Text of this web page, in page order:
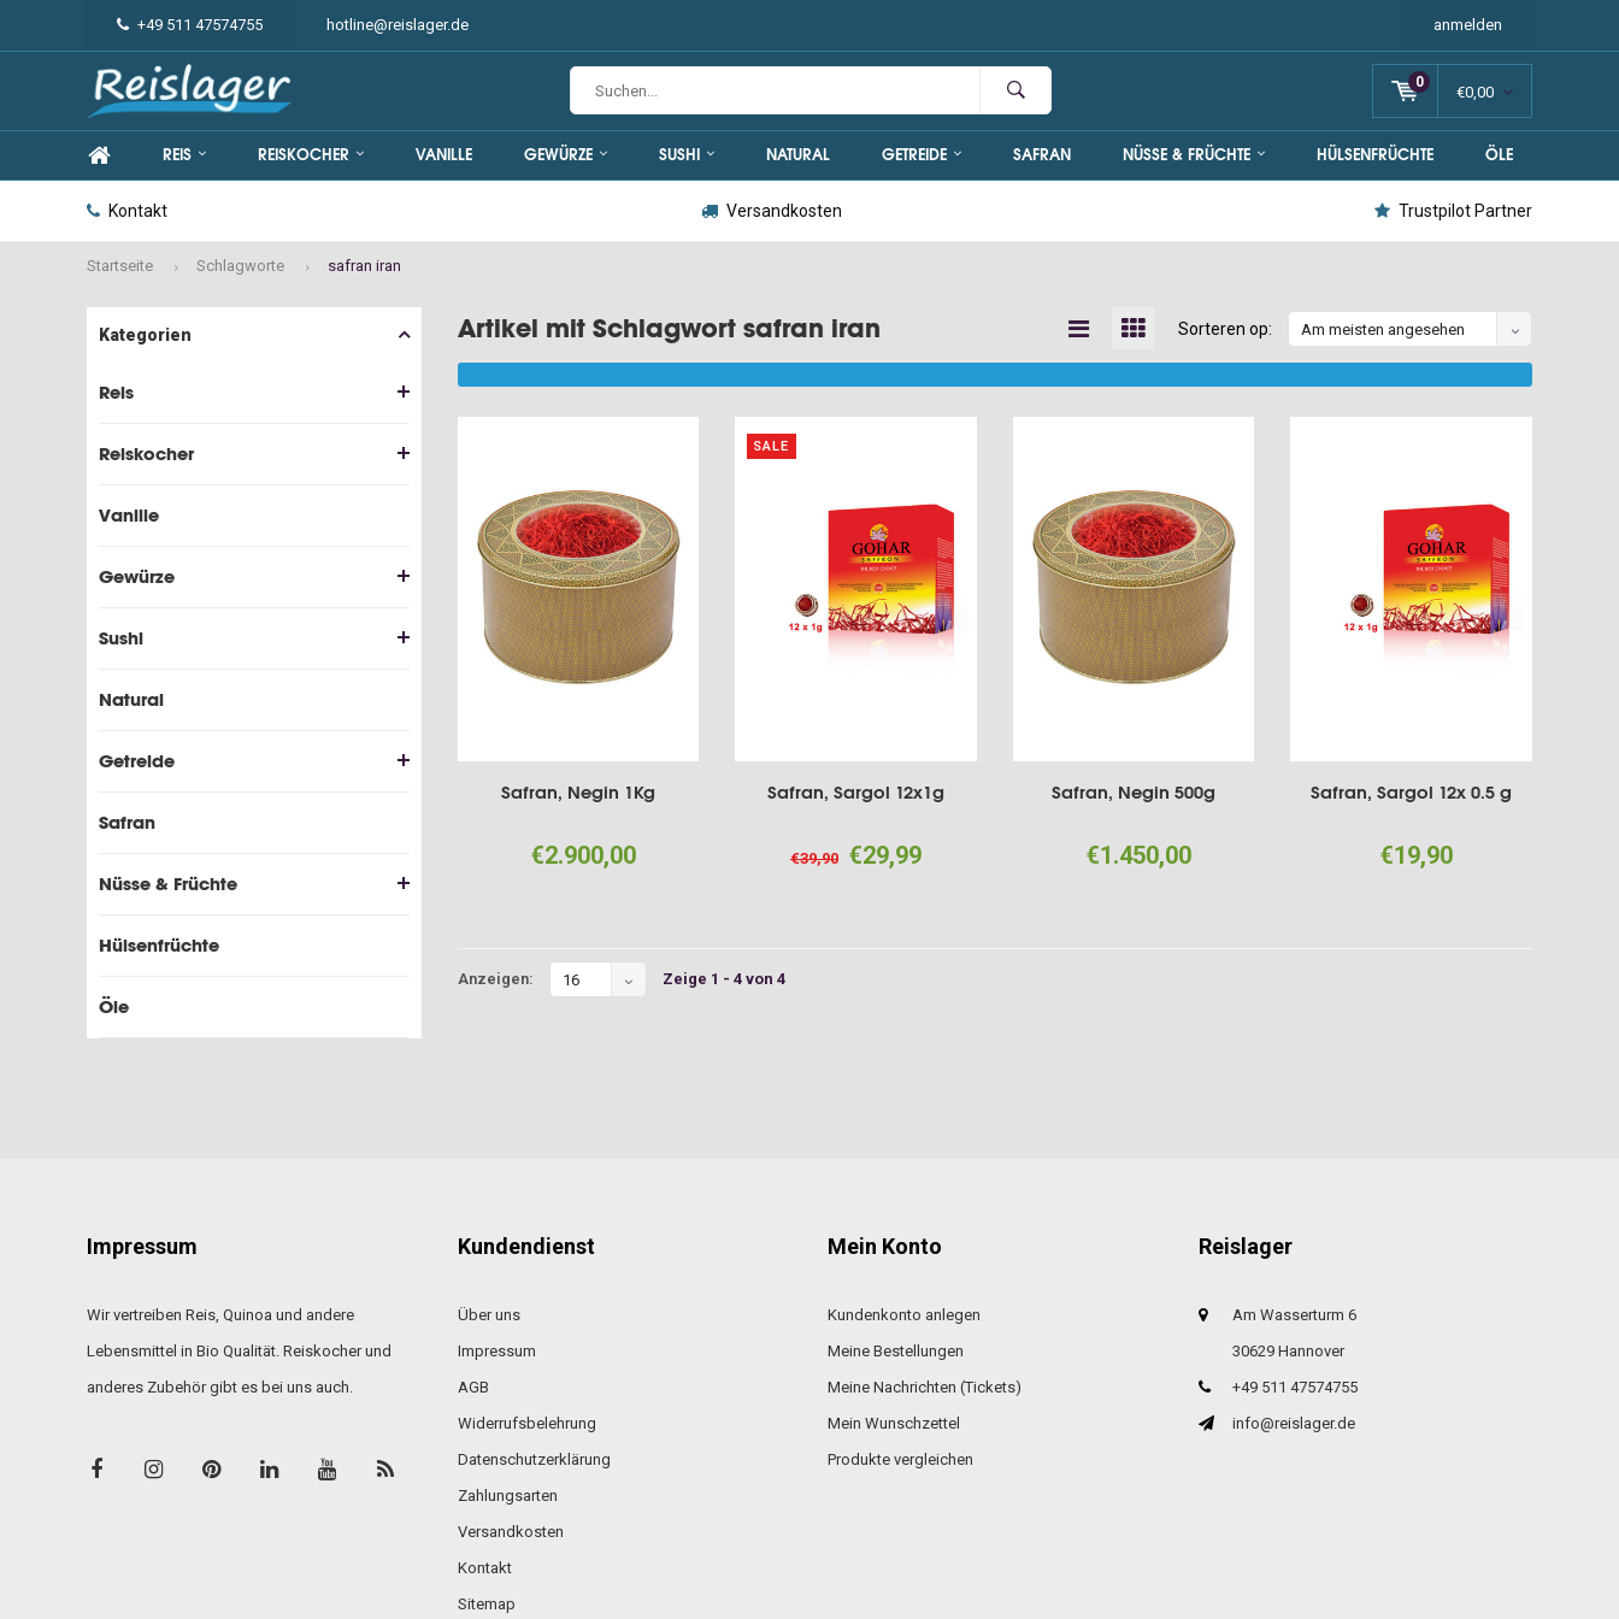
+49 511 47574755 hotline@reislager.de anmelden
0
€0,00
REIS REISKOCHER VANILLE GEWÜRZE SUSHI NATURAL GETREIDE SAFRAN NÜSSE & FRÜCHTE HÜLSENFRÜCHTE ÖLE
Kontakt Versandkosten Trustpilot Partner
Startseite Schlagworte safran iran
Kategorien
Reis
Reiskocher
Vanille
Gewürze
Sushi
Natural
Getreide
Safran
Nüsse & Früchte
Hülsenfrüchte
Öle
Artikel mit Schlagwort safran iran Sorteren op: Am meisten angesehen
Safran, Negin 1Kg
€2.900,00
SALE
Safran, Sargol 12x1g
€39,90 €29,99
Safran, Negin 500g
€1.450,00
Safran, Sargol 12x 0.5 g
€19,90
Anzeigen: 16 Zeige 1 - 4 von 4
Impressum
Wir vertreiben Reis, Quinoa und andere
Lebensmittel in Bio Qualität. Reiskocher und
anderes Zubehör gibt es bei uns auch.
Kundendienst
Über uns
Impressum
AGB
Widerrufsbelehrung
Datenschutzerklärung
Zahlungsarten
Versandkosten
Kontakt
Sitemap
Mein Konto
Kundenkonto anlegen
Meine Bestellungen
Meine Nachrichten (Tickets)
Mein Wunschzettel
Produkte vergleichen
Reislager
Am Wasserturm 6
30629 Hannover
+49 511 47574755
info@reislager.de